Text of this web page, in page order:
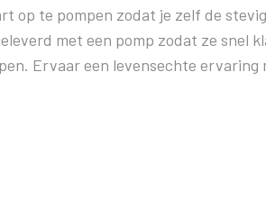
te pompen zodat je zelf de
met een pomp zodat ze snel
Ervaar een levensechte